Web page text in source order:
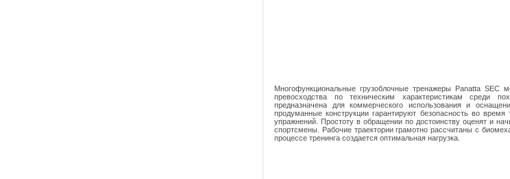
Многофункциональные грузоблочные тренажеры Panatta SEC
превосходства по техническим характеристикам среди
предназначена для коммерческого использования и
продуманные конструкции гарантируют безопасность во
упражнений. Простоту в обращении по достоинству оценят и
спортсмены. Рабочие траектории грамотно рассчитаны с
процессе тренинга создается оптимальная нагрузка.